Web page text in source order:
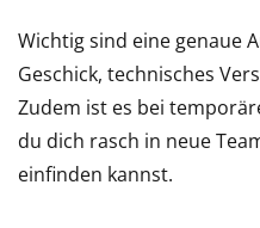
Wichtig sind eine genaue
Geschick, technisches
Zudem ist es bei
du dich rasch in neue
einfinden kannst.